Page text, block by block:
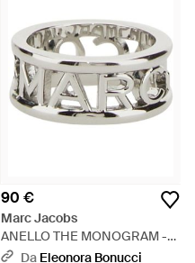
90 €
Marc Jacobs
ANELLO THE MONOGRAM -
Bianco
Da Eleonora Bonucci